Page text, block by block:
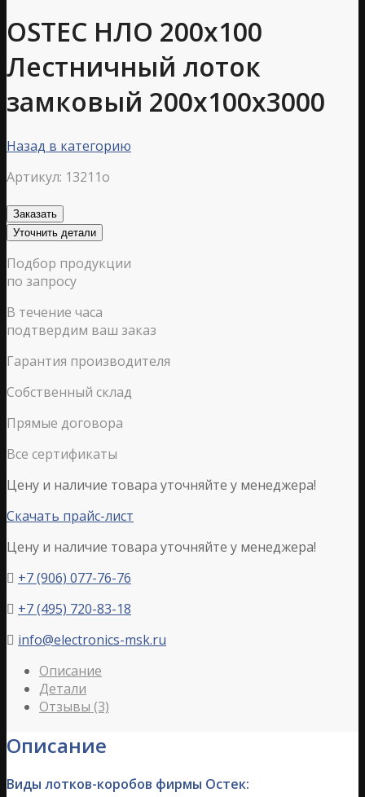
OSTEC НЛО 200х100
Лестничный лоток
замковый 200х100х3000
Назад в категорию
Артикул: 13211o
Заказать
Уточнить детали
Подбор продукции
по запросу
В течение часа
подтвердим ваш заказ
Гарантия производителя
Собственный склад
Прямые договора
Все сертификаты
Цену и наличие товара уточняйте у менеджера!
Скачать прайс-лист
Цену и наличие товара уточняйте у менеджера!
 +7 (906) 077-76-76
 +7 (495) 720-83-18
 info@electronics-msk.ru
Описание
Детали
Отзывы (3)
Описание
Виды лотков-коробов фирмы Остек: